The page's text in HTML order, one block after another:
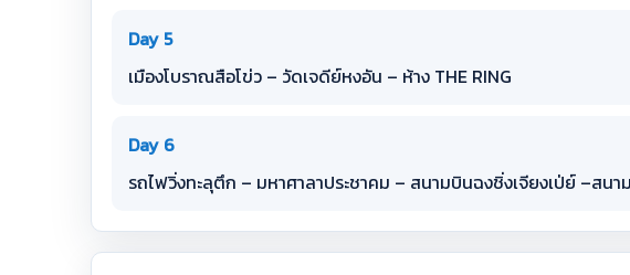
Day 5
เมืองโบราณสือโข่ว – วัดเจดีย์หงอัน – ห้าง THE RING
Day 6
รถไฟวิ่งทะลุตึก – มหาศาลาประชาคม – สนามบินฉงชิ่งเจียงเป่ย์ –สน